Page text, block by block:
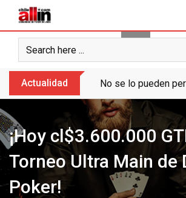
content
Actualidad No se lo pueden
¡Hoy cl$3.600.000
Torneo Ultra Main de
Poker!